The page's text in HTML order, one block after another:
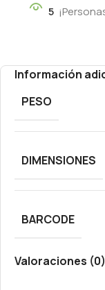
5
Información
PESO
DIMENSIONES
BARCODE
Valoraciones (0)